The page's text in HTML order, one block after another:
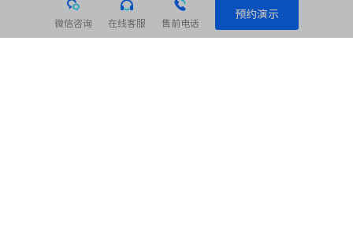
微信咨询 在线客服 售前电话
预约演示